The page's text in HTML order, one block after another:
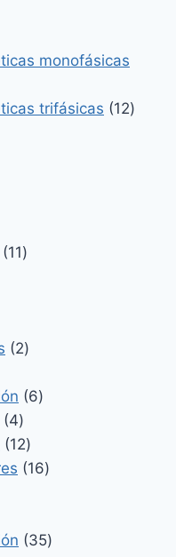
monofásicas
trifásicas 1212
1111
22
66
44
productos
1212
productos
1616
3535